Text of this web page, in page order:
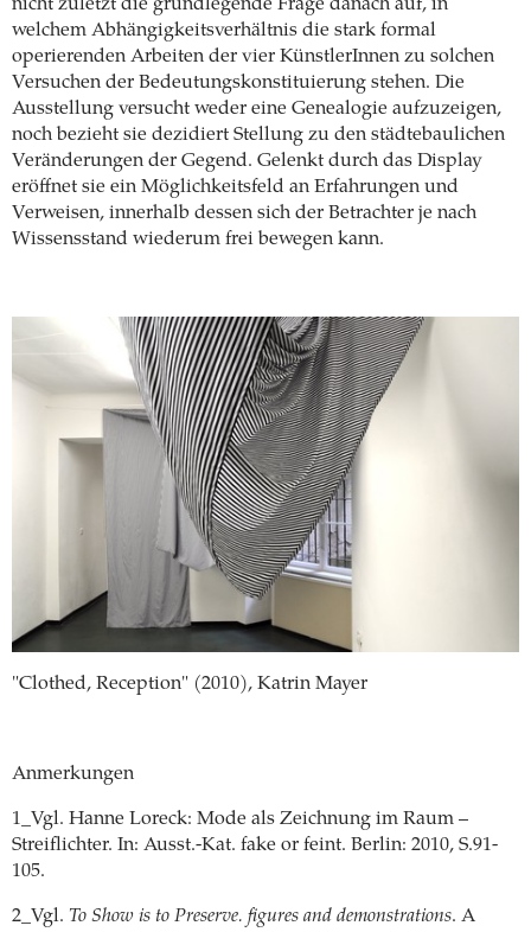
nicht zuletzt die grundlegende Frage danach auf, in
welchem Abhängigkeitsverhältnis die stark formal
operierenden Arbeiten der vier KünstlerInnen zu solchen
Versuchen der Bedeutungskonstituierung stehen. Die
Ausstellung versucht weder eine Genealogie aufzuzeigen,
noch bezieht sie dezidiert Stellung zu den städtebaulichen
Veränderungen der Gegend. Gelenkt durch das Display
eröffnet sie ein Möglichkeitsfeld an Erfahrungen und
Verweisen, innerhalb dessen sich der Betrachter je nach
Wissensstand wiederum frei bewegen kann.
"Clothed, Reception" (2010), Katrin Mayer
Anmerkungen
1_Vgl. Hanne Loreck: Mode als Zeichnung im Raum –
Streiflichter. In: Ausst.-Kat. fake or feint. Berlin: 2010, S.91-
105.
2_Vgl. To Show is to Preserve. figures and demonstrations. A